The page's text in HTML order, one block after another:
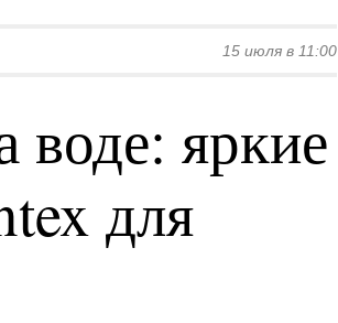
15 июля в 11:00
воде: яркие
для